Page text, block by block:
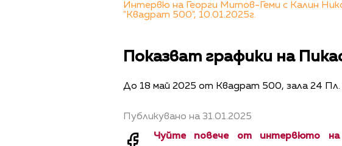
Интервю на Георги Митов-Геми с Калин
"Квадрат 500", 10.01.2025г.
Показват графики на
До 18 май 2025 от Квадрат 500, зала 24 Пл.
Публикувано на 31.01.2025
Чуйте повече от интервюто на